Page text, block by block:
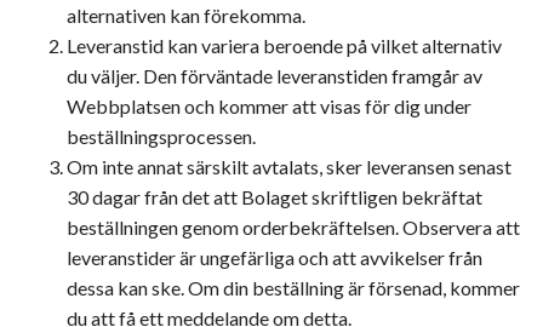
alternativen kan förekomma.
Leveranstid kan variera beroende på vilket alternativ
du väljer. Den förväntade leveranstiden framgår av
Webbplatsen och kommer att visas för dig under
beställningsprocessen.
Om inte annat särskilt avtalats, sker leveransen senast
30 dagar från det att Bolaget skriftligen bekräftat
beställningen genom orderbekräftelsen. Observera att
leveranstider är ungefärliga och att avvikelser från
dessa kan ske. Om din beställning är försenad, kommer
du att få ett meddelande om detta.